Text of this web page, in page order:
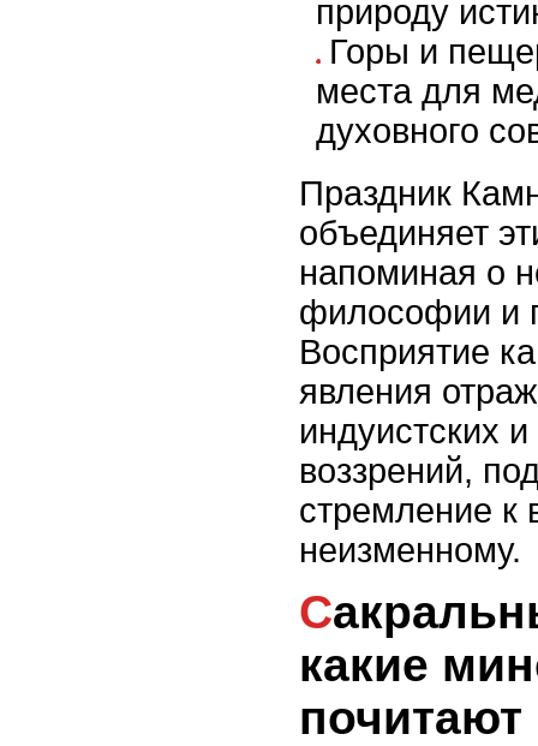
природу
Горы и
места для
духовного
Праздник
объединяет
напоминая о
философии и
Восприятие
явления
индуистских
воззрений,
стремление к
неизменному.
Сакральные камни:
какие